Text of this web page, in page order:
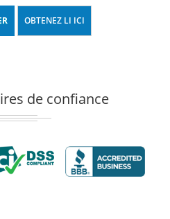
OBTENEZ LI ICI
de confiance